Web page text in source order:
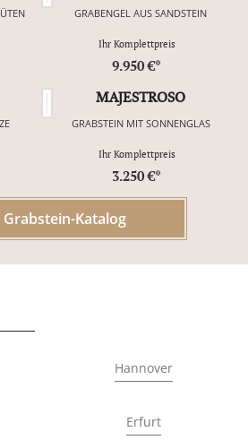
GRABENGEL AUS SANDSTEIN
Ihr Komplettpreis
9.950 €*
MAJESTROSO
GRABSTEIN MIT SONNENGLAS
Ihr Komplettpreis
3.250 €*
Grabstein-Katalog
Hannover
Erfurt